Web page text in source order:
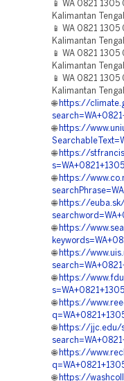
📱 WA 0821
Kalimantan
📱 WA 0821
Kalimantan
📱 WA 0821
Kalimantan
📱 WA 0821
Kalimantan
🌐 https://
🌐 https://
🌐 https://
🌐 https://
🌐 https://
🌐 https://
🌐 https://
🌐 https://
🌐 https://
🌐 https://jjc.edu/
🌐 https://
🌐 https://